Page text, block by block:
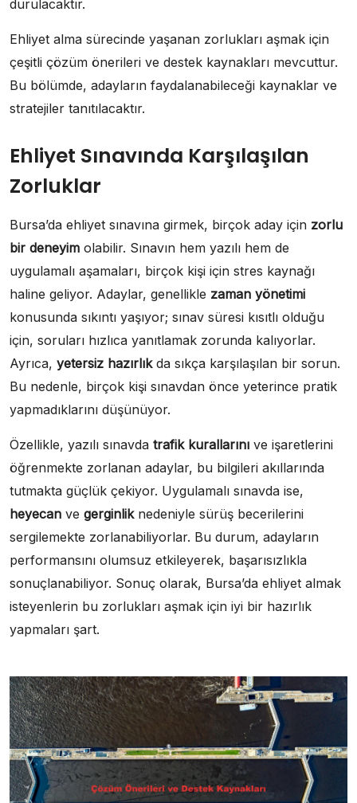
durulacaktır.
Ehliyet alma sürecinde yaşanan zorlukları aşmak için
çeşitli çözüm önerileri ve destek kaynakları mevcuttur.
Bu bölümde, adayların faydalanabileceği kaynaklar ve
stratejiler tanıtılacaktır.
Ehliyet Sınavında Karşılaşılan
Zorluklar
Bursa’da ehliyet sınavına girmek, birçok aday için zorlu
bir deneyim olabilir. Sınavın hem yazılı hem de
uygulamalı aşamaları, birçok kişi için stres kaynağı
haline geliyor. Adaylar, genellikle zaman yönetimi
konusunda sıkıntı yaşıyor; sınav süresi kısıtlı olduğu
için, soruları hızlıca yanıtlamak zorunda kalıyorlar.
Ayrıca, yetersiz hazırlıkda sıkça karşılaşılan bir sorun.
Bu nedenle, birçok kişi sınavdan önce yeterince pratik
yapmadıklarını düşünüyor.
Özellikle, yazılı sınavda trafik kurallarını ve işaretlerini
öğrenmekte zorlanan adaylar, bu bilgileri akıllarında
tutmakta güçlük çekiyor. Uygulamalı sınavda ise,
heyecan ve gerginliknedeniyle sürüş becerilerini
sergilemekte zorlanabiliyorlar. Bu durum, adayların
performansını olumsuz etkileyerek, başarısızlıkla
sonuçlanabiliyor. Sonuç olarak, Bursa’da ehliyet almak
isteyenlerin bu zorlukları aşmak için iyi bir hazırlık
yapmaları şart.